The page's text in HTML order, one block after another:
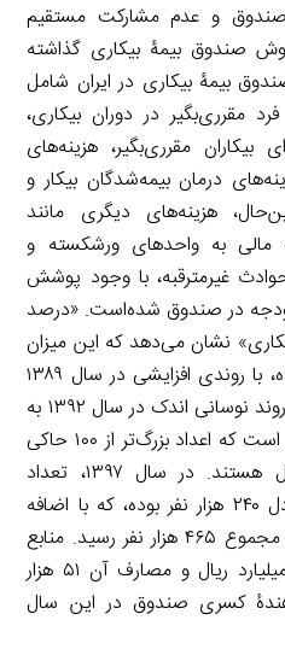
صندوق و عدم مشارکت مستقیم
صندوق بیمۀ بیکاری گذاشته
بیمۀ بیکاری در ایران شامل
مقرری‌بگیر در دوران بیکاری،
مقرری‌بگیر، هزینه‌های
درمان بیمه‌شدگان بیکار و
هزینه‌های دیگری مانند
مالی به واحدهای ورشکسته و
غیرمترقبه، با وجود پوشش
در صندوق شده‌است. «درصد
نشان می‌دهد که این میزان
که در سال ۱۳۸۰ برابر ۹۶% بوده، با روندی افزایشی در سال ۱۳۸۹
به ۱۱۸% رسیده و پس از آن با روند نوسانی اندک در سال ۱۳۹۲ به
۱۰۷% رسیده است. لازم به ذکر است که اعداد بزرگ‌تر از ۱۰۰ حاکی
از کسری صندوق در آن سال هستند. در سال ۱۳۹۷، تعداد
مقرری‌بگیران بیمۀ بیکاری معادل ۲۴۰ هزار نفر بوده، که با اضافه
شدن به مقرری‌بگیران قبلی،‌ به مجموع ۴۶۵ هزار نفر رسید. منابع
صندوق در این سال ۴۹ هزار میلیارد ریال و مصارف آن ۵۱ هزار
کسری صندوق در این سال